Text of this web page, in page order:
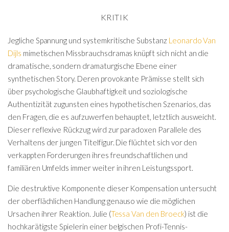
KRITIK
Jegliche Spannung und systemkritische Substanz Leonardo Van
Dijls mimetischen Missbrauchsdramas knüpft sich nicht an die
dramatische, sondern dramaturgische Ebene einer
synthetischen Story. Deren provokante Prämisse stellt sich
über psychologische Glaubhaftigkeit und soziologische
Authentizität zugunsten eines hypothetischen Szenarios, das
den Fragen, die es aufzuwerfen behauptet, letztlich ausweicht.
Dieser reflexive Rückzug wird zur paradoxen Parallele des
Verhaltens der jungen Titelfigur. Die flüchtet sich vor den
verkappten Forderungen ihres freundschaftlichen und
familiären Umfelds immer weiter in ihren Leistungssport.
Die destruktive Komponente dieser Kompensation untersucht
der oberflächlichen Handlung genauso wie die möglichen
Ursachen ihrer Reaktion. Julie (Tessa Van den Broeck) ist die
hochkarätigste Spielerin einer belgischen Profi-Tennis-